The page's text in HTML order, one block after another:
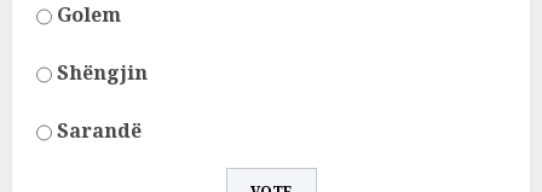
Golem
Shëngjin
Sarandë